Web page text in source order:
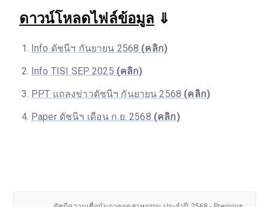
ดาวน์โหลดไฟล์ข้อมูล ⇓
Info ดัชนีฯ กันยายน 2568 (คลิก)
Info TISI SEP 2025 (คลิก)
PPT แถลงข่าวดัชนีฯ กันยายน 2568 (คลิก)
Paper ดัชนีฯ เดือน ก.ย. 2568 (คลิก)